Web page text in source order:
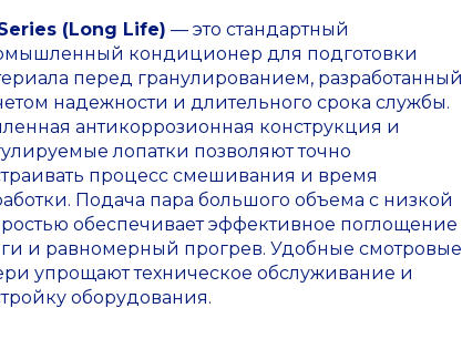
(Long Life) — это стандартный
кондиционер для подготовки
перед гранулированием, разработанный
надежности и длительного срока службы.
антикоррозионная конструкция и
лопатки позволяют точно
процесс смешивания и время
Подача пара большого объема с низкой
обеспечивает эффективное поглощение
и равномерный прогрев. Удобные смотровые
упрощают техническое обслуживание и
оборудования.